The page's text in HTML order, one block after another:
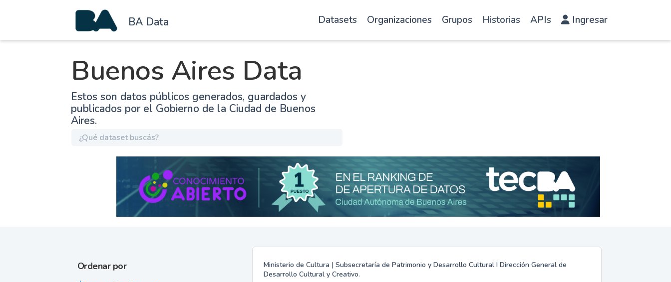
BA Data Datasets Organizaciones Grupos Historias APIs Ingresar
Buenos Aires Data
Estos son datos públicos generados, guardados y
publicados por el Gobierno de la Ciudad de Buenos
Aires.
Ordenar por
Ministerio de Cultura | Subsecretaría de Patrimonio y Desarrollo Cultural I Dirección General de
Desarrollo Cultural y Creativo.